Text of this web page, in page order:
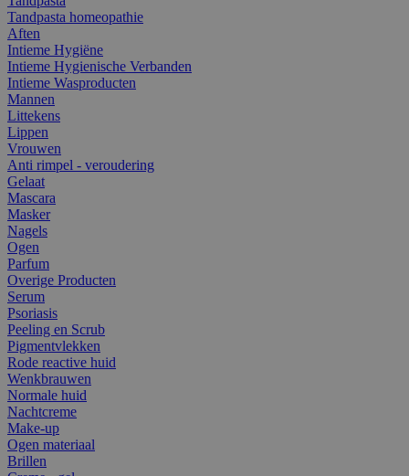
Tandpasta homeopathie
Aften
Intieme Hygiëne
Intieme Hygienische Verbanden
Intieme Wasproducten
Mannen
Littekens
Lippen
Vrouwen
Anti rimpel - veroudering
Gelaat
Mascara
Masker
Nagels
Ogen
Parfum
Overige Producten
Serum
Psoriasis
Peeling en Scrub
Pigmentvlekken
Rode reactive huid
Wenkbrauwen
Normale huid
Nachtcreme
Make-up
Ogen materiaal
Brillen